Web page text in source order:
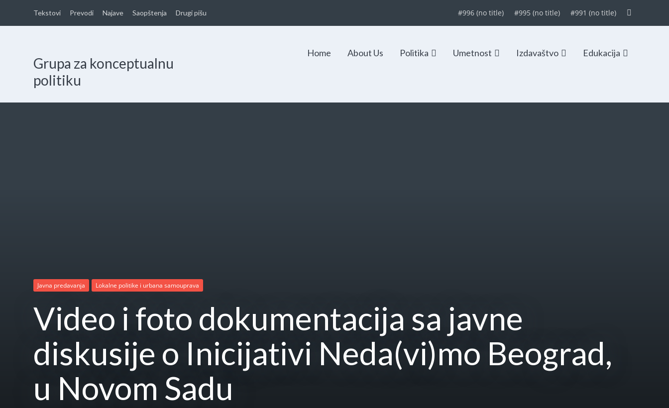
Tekstovi Prevodi Najave Saopštenja Drugi pišu #996 (no title) #995 (no title) #991 (no title)
Grupa za konceptualnu
politiku
Home About Us Politika Umetnost Izdavaštvo Edukacija
Javna predavanja Lokalne politike i urbana samouprava
Video i foto dokumentacija sa javne
diskusije o Inicijativi Neda(vi)mo Beograd,
u Novom Sadu